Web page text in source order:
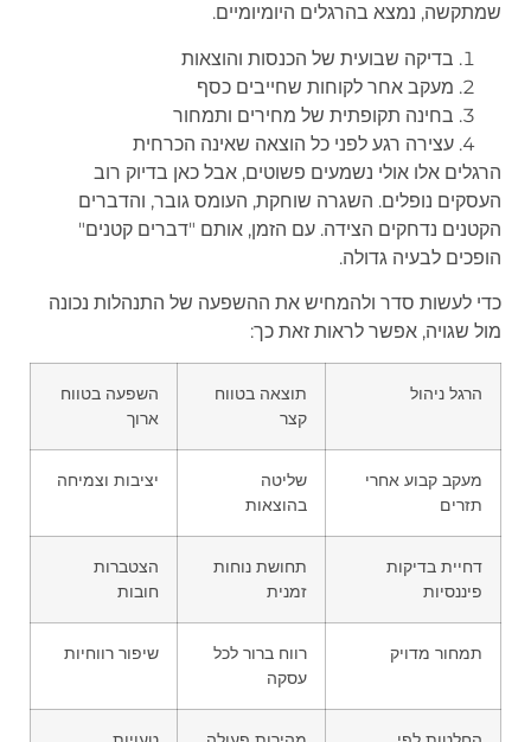
שמתקשה, נמצא בהרגלים היומיומיים.
בדיקה שבועית של הכנסות והוצאות
מעקב אחר לקוחות שחייבים כסף
בחינה תקופתית של מחירים ותמחור
עצירה רגע לפני כל הוצאה שאינה הכרחית
הרגלים אלו אולי נשמעים פשוטים, אבל כאן בדיוק רוב
העסקים נופלים. השגרה שוחקת, העומס גובר, והדברים
הקטנים נדחקים הצידה. עם הזמן, אותם "דברים קטנים"
הופכים לבעיה גדולה.
כדי לעשות סדר ולהמחיש את ההשפעה של התנהלות נכונה
מול שגויה, אפשר לראות זאת כך:
הרגל ניהול
תוצאה בטווח
קצר
השפעה בטווח
ארוך
מעקב קבוע אחרי
תזרים
שליטה
בהוצאות
יציבות וצמיחה
דחיית בדיקות
פיננסיות
תחושת נוחות
זמנית
הצטברות
חובות
תמחור מדויק
רווח ברור לכל
עסקה
שיפור רווחיות